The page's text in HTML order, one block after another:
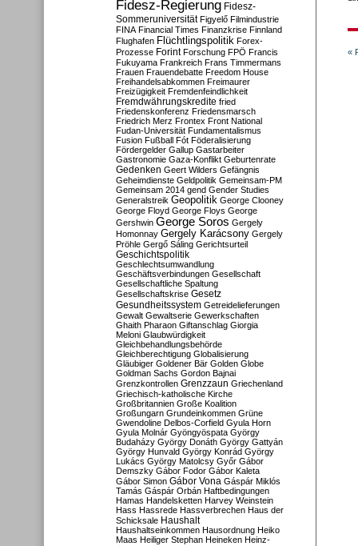
«
Fidesz-Regierung Fidesz-
Sommeruniversität Figyelő Filmindustrie
FINA Financial Times Finanzkrise Finnland
Flughafen Flüchtlingspolitik Forex-
Prozesse Forint Forschung FPÖ Francis
Fukuyama Frankreich Frans Timmermans
Frauen Frauendebatte Freedom House
Freihandelsabkommen Freimaurer
Freizügigkeit Fremdenfeindlichkeit
Fremdwährungskredite fried
Friedenskonferenz Friedensmarsch
Friedrich Merz Frontex Front National
Fudan-Universität Fundamentalismus
Fusion Fußball Fót Föderalisierung
Fördergelder Gallup Gastarbeiter
Gastronomie Gaza-Konflikt Geburtenrate
Gedenken Geert Wilders Gefängnis
Geheimdienste Geldpolitik Gemeinsam-PM
Gemeinsam 2014 gend Gender Studies
Generalstreik Geopolitik George Clooney
George Floyd George Floys George
Gershwin George Soros Gergely
Homonnay Gergely Karácsony Gergely
Pröhle Gergő Sáling Gerichtsurteil
Geschichtspolitik
Geschlechtsumwandlung
Geschäftsverbindungen Gesellschaft
Gesellschaftliche Spaltung
Gesellschaftskrise Gesetz
Gesundheitssystem Getreidelieferungen
Gewalt Gewaltserie Gewerkschaften
Ghaith Pharaon Giftanschlag Giorgia
Meloni Glaubwürdigkeit
Gleichbehandlungsbehörde
Gleichberechtigung Globalisierung
Gläubiger Goldener Bär Golden Globe
Goldman Sachs Gordon Bajnai
Grenzkontrollen Grenzzaun Griechenland
Griechisch-katholische Kirche
Großbritannien Große Koalition
Großungarn Grundeinkommen Grüne
Gwendoline Delbos-Corfield Gyula Horn
Gyula Molnár Gyöngyöspata György
Budaházy György Donáth György Gattyán
György Hunvald György Konrád György
Lukács György Matolcsy Győr Gábor
Demszky Gábor Fodor Gábor Kaleta
Gábor Simon Gábor Vona Gáspár Miklós
Tamás Gáspár Orbán Haftbedingungen
Hamas Handelsketten Harvey Weinstein
Hass Hassrede Hassverbrechen Haus der
Schicksale Haushalt
Haushaltseinkommen Hausordnung Heiko
Maas Heiliger Stephan Heineken Heinz-